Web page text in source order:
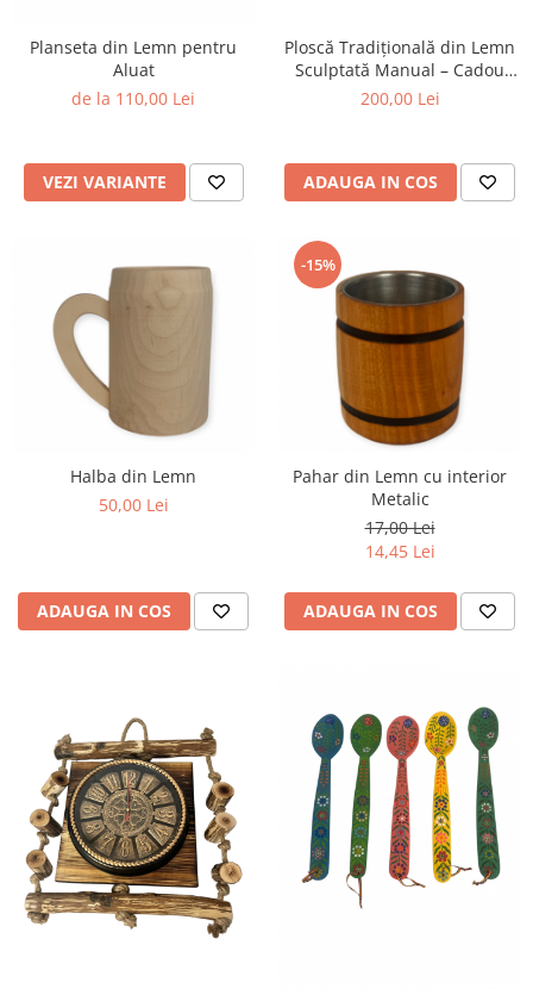
Planseta din Lemn pentru
Aluat
de la 110,00 Lei
VEZI VARIANTE
Ploscă Tradițională din Lemn
Sculptată Manual – Cadou
Eleganță pentru Nuntă și
200,00 Lei
ADAUGA IN COS
Halba din Lemn
50,00 Lei
ADAUGA IN COS
-15%
Pahar din Lemn cu interior
Metalic
17,00 Lei
14,45 Lei
ADAUGA IN COS